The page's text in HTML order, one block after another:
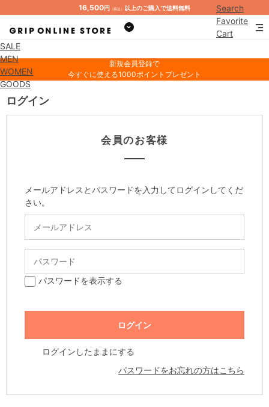
16,500円 （税込） 以上のご購入で送料無料
Search
Favorite
Cart
SALE
MEN
WOMEN
GOODS
新規会員登録で
今すぐに使える1000ポイントプレゼント
ログイン
会員のお客様
メールアドレスとパスワードを入力してログインしてくだ
さい。
パスワードを表示する
ログインしたままにする
パスワードをお忘れの方はこちら